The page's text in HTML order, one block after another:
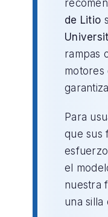
de Litio
rampas
Para
que sus
el
nuestra
una silla